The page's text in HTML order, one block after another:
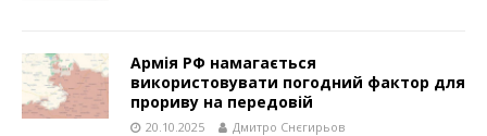
Армія РФ намагається
використовувати погодний фактор для
прориву на передовій
20.10.2025 Дмитро Снєгирьов